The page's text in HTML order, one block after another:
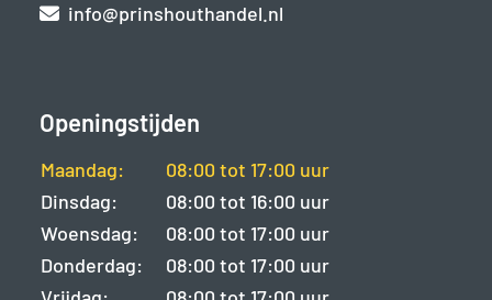
info@prinshouthandel.nl
Openingstijden
Maandag:
08:00 tot 17:00 uur
Dinsdag:
08:00 tot 16:00 uur
Woensdag:
08:00 tot 17:00 uur
Donderdag:
08:00 tot 17:00 uur